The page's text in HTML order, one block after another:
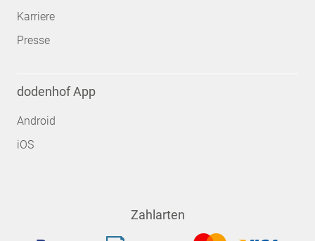
Karriere
Presse
dodenhof App
Android
iOS
Zahlarten